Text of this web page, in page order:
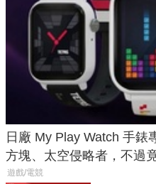
日廠 My Play Watch 手錶
方塊、太空侵略者，不過
遊戲/電競